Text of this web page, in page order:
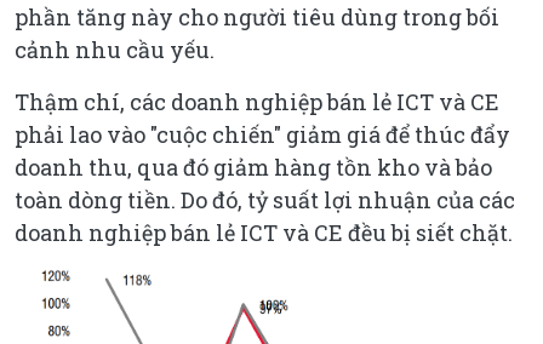
phần tăng này cho người tiêu dùng trong bối
cảnh nhu cầu yếu.
Thậm chí, các doanh nghiệp bán lẻ ICT và CE
phải lao vào "cuộc chiến" giảm giá để thúc đẩy
doanh thu, qua đó giảm hàng tồn kho và bảo
toàn dòng tiền. Do đó, tỷ suất lợi nhuận của các
doanh nghiệp bán lẻ ICT và CE đều bị siết chặt.